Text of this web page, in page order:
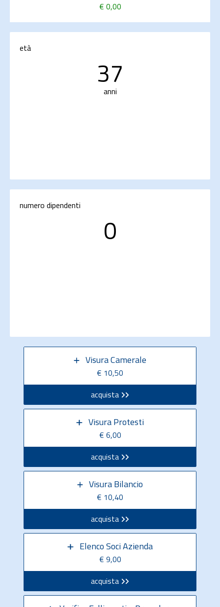
€ 0,00
età
37
anni
numero dipendenti
0
Visura Camerale
€ 10,50
acquista
Visura Protesti
€ 6,00
acquista
Visura Bilancio
€ 10,40
acquista
Elenco Soci Azienda
€ 9,00
acquista